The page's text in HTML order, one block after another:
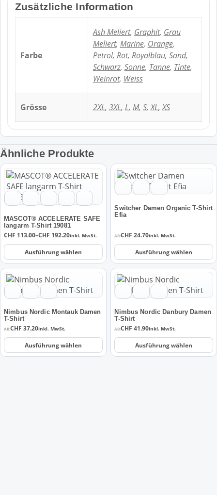
Zusätzliche Information
Farbe
Ash Meliert, Graphit, Grau
Meliert, Marine, Orange,
Petrol, Rot, Royalblau, Sand,
Schwarz, Sonne, Tanne, Tinte,
Weinrot, Weiss
Grösse 2XL, 3XL, L, M, S,XL,XS
Ähnliche Produkte
MASCOT® ACCELERATE SAFE
langarm T-Shirt 19081
CHF 113.00–CHF 192.20
Preisspanne:
bis
CHF 192.20
inkl. MwSt.
Ausführung wählen
Dieses
Produkt
weist
mehrere
Varianten
auf.
Die
Optionen
können
auf
der
Produktseite
gewählt
werden
Switcher Damen Organic T-Shirt
Efia
AB:CHF 24.70inkl. MwSt.
Ausführung wählen
Dieses
Produkt
weist
mehrere
Varianten
Die
Optionen
können
auf
der
Produktseite
gewählt
werden
Nimbus Nordic Montauk Damen
T-Shirt
AB:CHF 37.20inkl. MwSt.
Ausführung wählen
Dieses
Produkt
weist
mehrere
Varianten
auf.
Die
Optionen
Nimbus Nordic Danbury Damen
T-Shirt
AB:CHF 41.90inkl. MwSt.
Ausführung wählen
Dieses
Produkt
weist
mehrere
Varianten
auf.
Die
Optionen